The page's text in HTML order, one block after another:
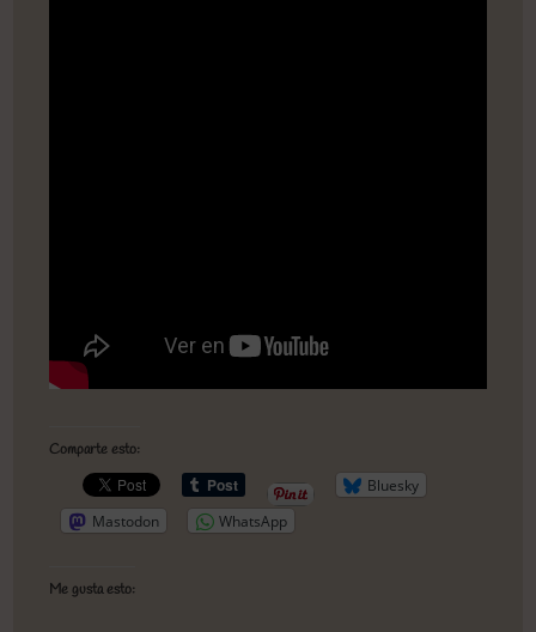
Comparte esto:
Bluesky
Mastodon
WhatsApp
Me gusta esto: